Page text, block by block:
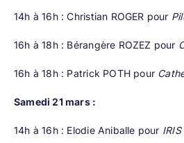
14h à 16h : Christian ROGER pour
16h à 18h : Bérangère ROZEZ pour
16h à 18h : Patrick POTH pour
Samedi 21 mars :
14h à 16h : Elodie Aniballe pour